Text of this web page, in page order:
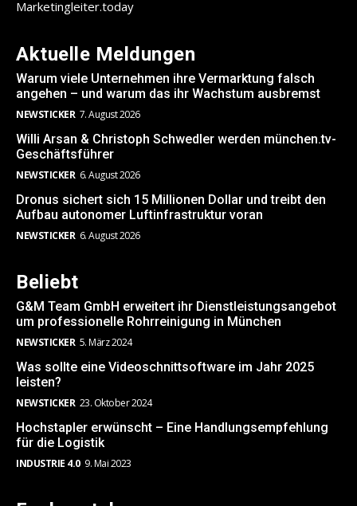
Marketingleiter.today
Aktuelle Meldungen
Warum viele Unternehmen ihre Vermarktung falsch
angehen – und warum das ihr Wachstum ausbremst
NEWSTICKER 7. August 2026
Willi Arsan & Christoph Schwedler werden münchen.tv-
Geschäftsführer
NEWSTICKER 6. August 2026
Dronus sichert sich 15 Millionen Dollar und treibt den
Aufbau autonomer Luftinfrastruktur voran
NEWSTICKER 6. August 2026
Beliebt
G&M Team GmbH erweitert ihr Dienstleistungsangebot
um professionelle Rohrreinigung in München
NEWSTICKER 5. März 2024
Was sollte eine Videoschnittsoftware im Jahr 2025
leisten?
NEWSTICKER 23. Oktober 2024
Hochstapler erwünscht – Eine Handlungsempfehlung
für die Logistik
INDUSTRIE 4.0 9. Mai 2023